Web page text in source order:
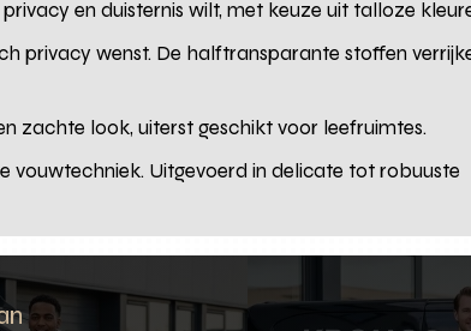
en duisternis wilt, met keuze uit talloze
privacy wenst. De halftransparante stoffen
zachte look, uiterst geschikt voor leefruimtes.
vouwtechniek. Uitgevoerd in delicate tot robuuste